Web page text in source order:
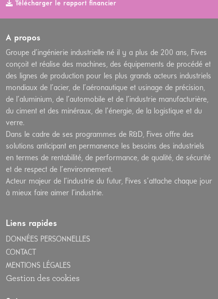
Télécharger le rapport financier
A propos
Groupe d’ingénierie industrielle né il y a plus de 200 ans, Fives
conçoit et réalise des machines, des équipements de procédé et
des lignes de production pour les plus grands acteurs industriels
mondiaux de l’acier, de l’aéronautique et usinage de précision,
de l’aluminium, de l’automobile et de l’industrie manufacturière,
du ciment et des minéraux, de l’énergie, de la logistique et du
verre.
Dans le cadre de ses programmes de R&D, Fives offre des
solutions anticipant en permanence les besoins des industriels
en termes de rentabilité, de performance, de qualité, de sécurité
et de respect de l’environnement.
Acteur majeur de l’industrie du futur, Fives s’attache chaque jour
à mieux faire aimer l’industrie.
Liens rapides
DONNÉES PERSONNELLES
CONTACT
MENTIONS LÉGALES
Gestion des cookies